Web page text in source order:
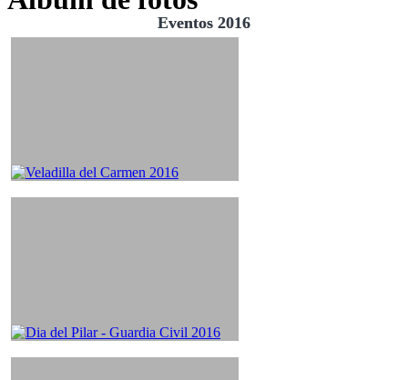
Eventos 2016